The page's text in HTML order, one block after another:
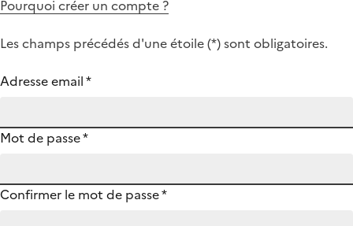
Pourquoi créer un compte ?
Les champs précédés d'une étoile (*) sont obligatoires.
Adresse email*
Mot de passe*
Confirmer le mot de passe*